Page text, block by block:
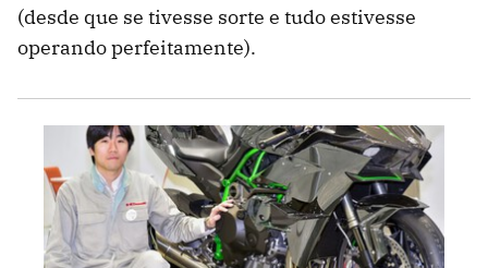
(desde que se tivesse sorte e tudo estivesse
operando perfeitamente).